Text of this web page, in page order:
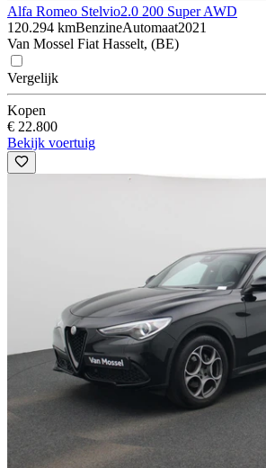
Alfa Romeo Stelvio2.0 200 Super AWD
120.294 kmBenzineAutomaat2021
Van Mossel Fiat Hasselt, (BE)
Vergelijk
Kopen
€ 22.800
Bekijk voertuig